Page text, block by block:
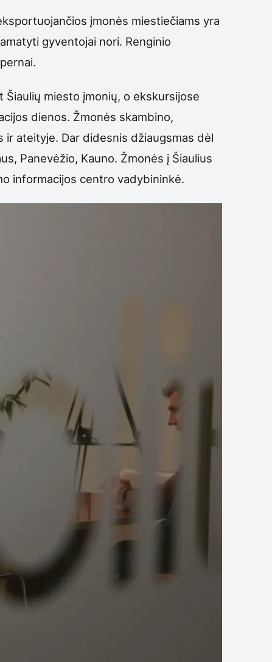
įmonės miestiečiams yra
gyventojai nori. Renginio
miesto įmonių, o ekskursijose
dienos. Žmonės skambino,
ateityje. Dar didesnis džiaugsmas dėl
Panevėžio, Kauno. Žmonės į Šiaulius
informacijos centro vadybininkė.